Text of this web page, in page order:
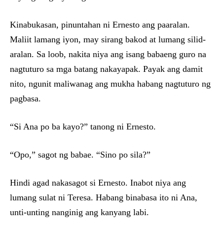
Kinabukasan, pinuntahan ni Ernesto ang paaralan.
Maliit lamang iyon, may sirang bakod at lumang silid-
aralan. Sa loob, nakita niya ang isang babaeng guro na
nagtuturo sa mga batang nakayapak. Payak ang damit
nito, ngunit maliwanag ang mukha habang nagtuturo ng
pagbasa.
“Si Ana po ba kayo?” tanong ni Ernesto.
“Opo,” sagot ng babae. “Sino po sila?”
Hindi agad nakasagot si Ernesto. Inabot niya ang
lumang sulat ni Teresa. Habang binabasa ito ni Ana,
unti-unting nanginig ang kanyang labi.